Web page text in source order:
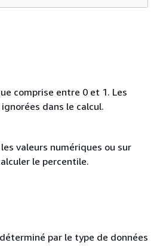
comprise entre 0 et 1. Les
dans le calcul.
valeurs numériques ou sur
le percentile.
par le type de données